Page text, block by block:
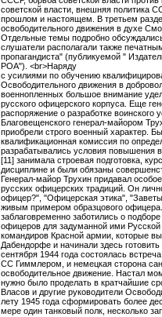
советской власти, внешняя политика
прошлом и настоящем. В третьем
освободительного движения в духе
Отдельные темы подробно
слушатели располагали также
пропагандиста" (публикуемой "
РОА"). <br>Наряду
с усилиями по обучению
Освободительного движения в
военнопленных большое внимание
русского офицерского корпуса. Еще
распоряжение о разработке
Благовещенского генерал-майором
приобрели строго военный характер.
квалификационная комиссия по
разрабатывались условия повышения
[11] занимала строевая подготовка,
дисциплине и были обязаны
Генерал-майор Трухин придавал
русских офицерских традиций. Он
офицер?", "Офицерская этика",
живым примером образцового
заблаговременно заботились о
офицеров для задуманной ими
командиров Красной армии, которые
Дабендорфе и начинали здесь
сентября 1944 года состоялась
СС Гиммлером, и немецкая сторона
освободительное движение. Настал
нужно было проделать в кратчайшие
Власов и другие руководители
лету 1945 года сформировать более
мере один танковый полк, несколько